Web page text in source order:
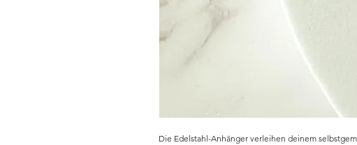
Die Edelstahl-Anhänger verleihen deinem